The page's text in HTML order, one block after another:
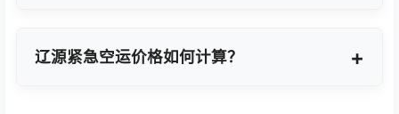
辽源紧急空运价格如何计算？